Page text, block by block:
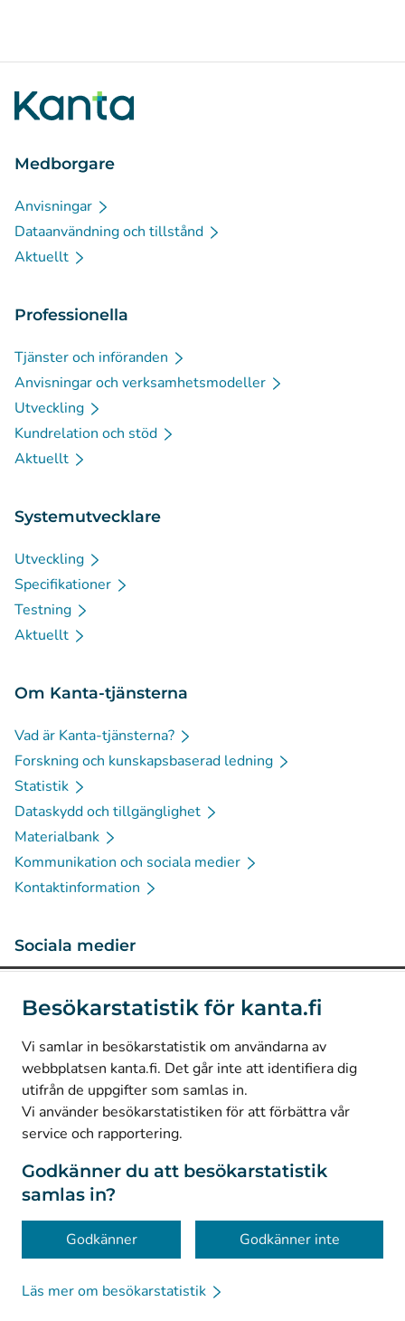
Besökarstatistik för kanta.fi
Vi samlar in besökarstatistik om användarna av
webbplatsen kanta.fi. Det går inte att identifiera dig
utifrån de uppgifter som samlas in.
Vi använder besökarstatistiken för att förbättra vår
service och rapportering.
Godkänner du att besökarstatistik
samlas in?
Godkänner Godkänner inte
Läs mer om besökarstatistik
Medborgare
Anvisningar
Dataanvändning och tillstånd
Aktuellt
Professionella
Tjänster och införanden
Anvisningar och verksamhetsmodeller
Utveckling
Kundrelation och stöd
Aktuellt
Systemutvecklare
Utveckling
Specifikationer
Testning
Aktuellt
Om Kanta-tjänsterna
Vad är Kanta-tjänsterna?
Forskning och kunskapsbaserad ledning
Statistik
Dataskydd och tillgänglighet
Materialbank
Kommunikation och sociala medier
Kontaktinformation
Sociala medier
LinkedIn(Avautuu uuteen välilehteen)
Facebook
Avautuu uuteen välilehteen)
© Kanta-Palvelut, Kansaneläkelaitos
Dataskydd
Om webbplatsen
Tillgänglighet
Kakor